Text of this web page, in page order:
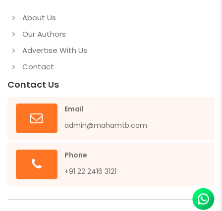
About Us
Our Authors
Advertise With Us
Contact
Contact Us
Email
admin@mahamtb.com
Phone
+91 22 2416 3121